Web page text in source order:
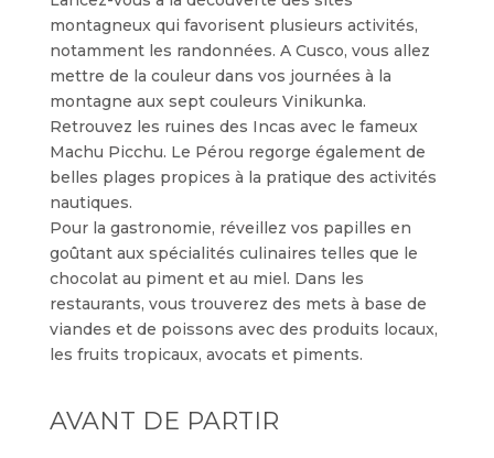
montagneux qui favorisent plusieurs activités,
notamment les randonnées. A Cusco, vous allez
mettre de la couleur dans vos journées à la
montagne aux sept couleurs Vinikunka.
Retrouvez les ruines des Incas avec le fameux
Machu Picchu. Le Pérou regorge également de
belles plages propices à la pratique des activités
nautiques.
Pour la gastronomie, réveillez vos papilles en
goûtant aux spécialités culinaires telles que le
chocolat au piment et au miel. Dans les
restaurants, vous trouverez des mets à base de
viandes et de poissons avec des produits locaux,
les fruits tropicaux, avocats et piments.
AVANT DE PARTIR